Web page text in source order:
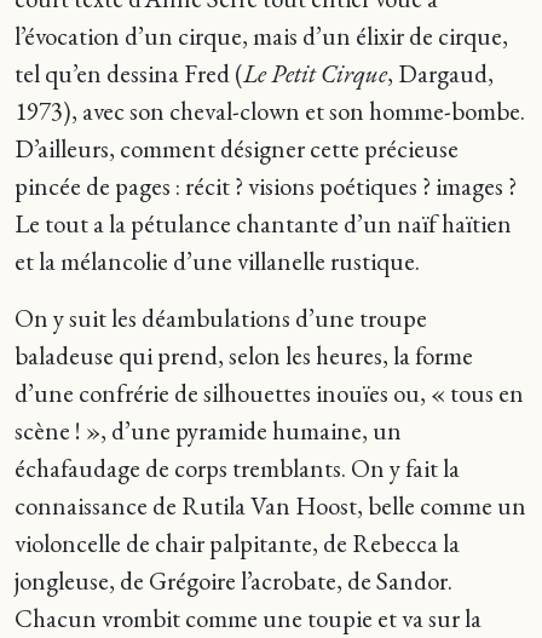
l’évocation d’un cirque, mais d’un élixir de cirque,
tel qu’en dessina Fred (Le Petit Cirque, Dargaud,
1973), avec son cheval-clown et son homme-bombe.
D’ailleurs, comment désigner cette précieuse
pincée de pages : récit ? visions poétiques ? images ?
Le tout a la pétulance chantante d’un naïf haïtien
et la mélancolie d’une villanelle rustique.
On y suit les déambulations d’une troupe
baladeuse qui prend, selon les heures, la forme
d’une confrérie de silhouettes inouïes ou, « tous en
scène ! », d’une pyramide humaine, un
échafaudage de corps tremblants. On y fait la
connaissance de Rutila Van Hoost, belle comme un
violoncelle de chair palpitante, de Rebecca la
jongleuse, de Grégoire l’acrobate, de Sandor.
Chacun vrombit comme une toupie et va sur la